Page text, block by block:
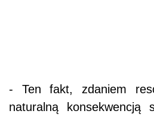
- Ten fakt, zdaniem
naturalną konsekwencją